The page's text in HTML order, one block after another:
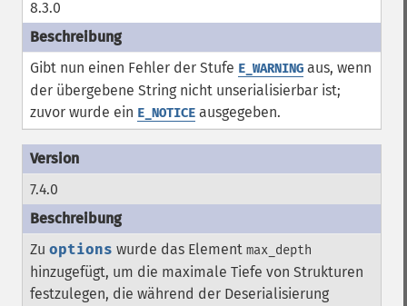
8.3.0
Gibt nun einen Fehler der Stufe E_WARNING aus, wenn
der übergebene String nicht unserialisierbar ist;
zuvor wurde ein E_NOTICE ausgegeben.
7.4.0
Zu options wurde das Element max_depth
hinzugefügt, um die maximale Tiefe von Strukturen
festzulegen, die während der Deserialisierung